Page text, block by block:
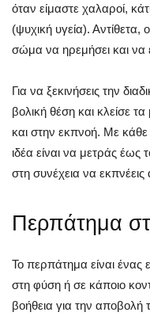
όταν είμαστε χαλαροί,
(ψυχική υγεία).
σώμα να ηρεμήσει και να
Για να ξεκινήσεις την
βολική θέση και κλείσε
και στην εκπνοή. Με
ιδέα είναι να μετράς έως
στη συνέχεια να
Περπάτημα
Το περπάτημα είναι ένας
στη φύση ή σε κάποιο
βοήθεια για την